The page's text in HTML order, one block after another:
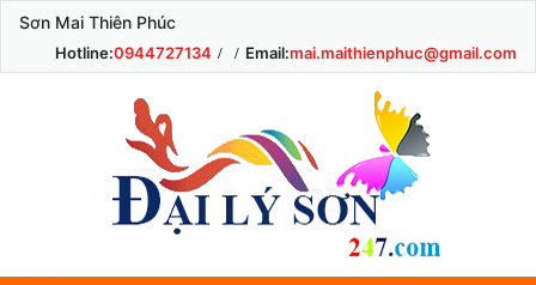
Sơn Mai Thiên Phúc
Hotline:0944727134 Email:mai.maithienphuc@gmail.com